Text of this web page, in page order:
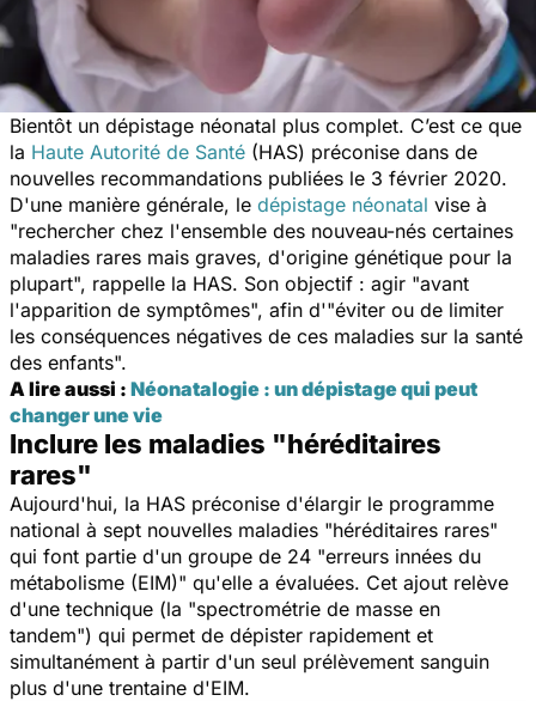
Bientôt un dépistage néonatal plus complet. C’est ce que
la Haute Autorité de Santé (HAS) préconise dans de
nouvelles recommandations publiées le 3 février 2020.
D'une manière générale, le dépistage néonatal vise à
"rechercher chez l'ensemble des nouveau-nés certaines
maladies rares mais graves, d'origine génétique pour la
plupart", rappelle la HAS. Son objectif : agir "avant
l'apparition de symptômes", afin d'"éviter ou de limiter
les conséquences négatives de ces maladies sur la santé
des enfants".
A lire aussi : Néonatalogie : un dépistage qui peut
changer une vie
Inclure les maladies "héréditaires
rares"
Aujourd'hui, la HAS préconise d'élargir le programme
national à sept nouvelles maladies "héréditaires rares"
qui font partie d'un groupe de 24 "erreurs innées du
métabolisme (EIM)" qu'elle a évaluées. Cet ajout relève
d'une technique (la "spectrométrie de masse en
tandem") qui permet de dépister rapidement et
simultanément à partir d'un seul prélèvement sanguin
plus d'une trentaine d'EIM.